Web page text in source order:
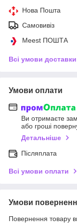
Нова Пошта
Самовивіз
Meest ПОШТА
Всі умови доставки
Умови оплати
Ви отримаєте
або гроші
Детальніше
Післяплата
Всі умови оплати
Умови
Повернення товару